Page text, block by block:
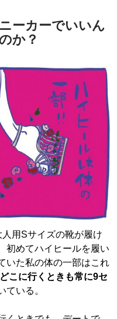
ーカーでいいん
か？
用Sサイズの靴が履け
初めてハイヒールを履い
いた私の体の一部はこれ
どこに行くときも常に9セ
ている。